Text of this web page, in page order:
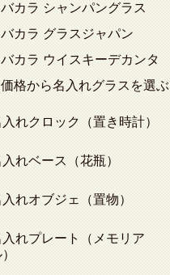
バカラ シャンパングラス
バカラ グラスジャパン
バカラ ウイスキーデカンタ
価格から名入れグラスを選ぶ
れクロック（置き時計）
れベース（花瓶）
れオブジェ（置物）
入れプレート（メモリア